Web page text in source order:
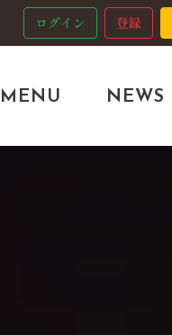
ログイン 登録
MENU NEWS